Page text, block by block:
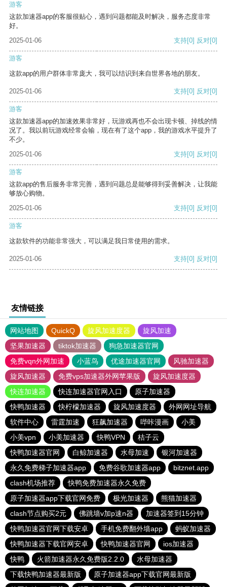
游客
这款加速器app的客服很贴心，遇到问题都能及时解决，服务态度非常
好。
2025-01-06
支持[0] 反对[0]
游客
这款app的用户群体非常庞大，我可以结识到来自世界各地的朋友。
2025-01-06 支持[0] 反对[0]
游客
这款加速器app的加速效果非常好，玩游戏再也不会出现卡顿、掉线的情
况了。我以前玩游戏经常会输，现在有了这个app，我的游戏水平提升了
不少。
2025-01-06
支持[0] 反对[0]
游客
这款app的售后服务非常完善，遇到问题总是能够得到妥善解决，让我能
够放心购物。
2025-01-06
支持[0] 反对[0]
游客
这款软件的功能非常强大，可以满足我日常使用的需求。
2025-01-06 支持[0] 反对[0]
友情链接
网站地图 QuickQ 旋风加速度器
旋风加速
坚果加速器
tiktok加速器
狗急加速器官网
免费vqn外网加速
小蓝鸟 优途加速器官网
风驰加速器
旋风加速器
免费vps加速器外网苹果版
旋风加速度器
快连加速器
快连加速器官网入口
原子加速器
快鸭加速器
快柠檬加速器 旋风加速度器
外网网址导航
软件中心
雷霆加速 狂飙加速器 哔咔漫画
小美
小美vpn
小美加速器 快鸭VPN
桔子云
快鸭加速器官网
白鲸加速器 水母加速
银河加速器
永久免费梯子加速器app
免费谷歌加速器app
bitznet.app
clash机场推荐
快鸭免费加速器永久免费
原子加速器app下载官网免费
极光加速器
熊猫加速器
clash节点购买2元
佛跳墙v加p速n器
加速器签到15分钟
快鸭加速器官网下载安卓
手机免费翻外墙app
蚂蚁加速器
快鸭加速器下载官网安卓
快鸭加速器官网
ios加速器
快鸭
火箭加速器永久免费版2.2.0
水母加速器
下载快鸭加速器最新版
原子加速器app下载官网最新版